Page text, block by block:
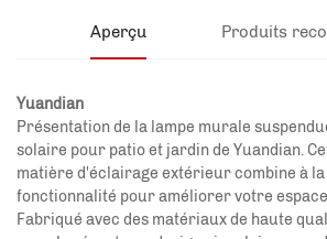
Aperçu Produits
Yuandian
Présentation de la lampe murale
solaire pour patio et jardin de Yuandian.
matière d'éclairage extérieur combine à
fonctionnalité pour améliorer votre
Fabriqué avec des matériaux de haute